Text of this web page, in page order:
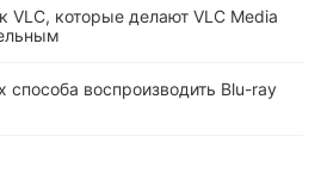
VLC, которые делают VLC Media
способа воспроизводить Blu-ray